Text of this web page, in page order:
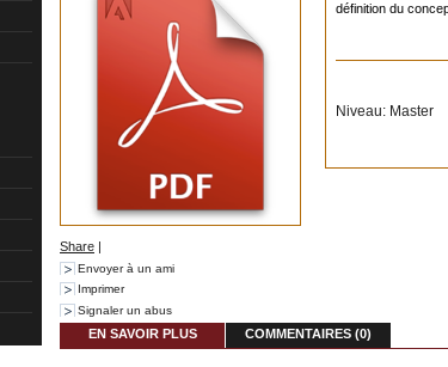
Share |
Envoyer à un ami
Imprimer
Signaler un abus
définition du
Niveau: Master
EN SAVOIR PLUS COMMENTAIRES (0)